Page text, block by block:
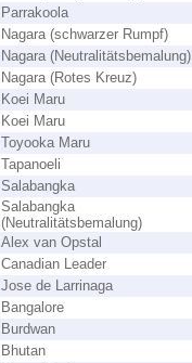
Parrakoola
Nagara (schwarzer Rumpf)
Nagara (Neutralitätsbemalung)
Nagara (Rotes Kreuz)
Koei Maru
Koei Maru
Toyooka Maru
Tapanoeli
Salabangka
Salabangka
(Neutralitätsbemalung)
Alex van Opstal
Canadian Leader
Jose de Larrinaga
Bangalore
Burdwan
Bhutan